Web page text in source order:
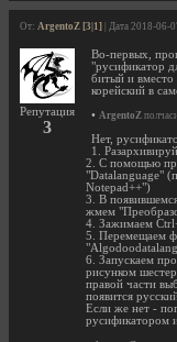
От: ArgentoZ [3|1] | Дата 2018-06-
Репутация
3
Во-первых,
"русификатор
битый и вместо
корейский в
• ArgentoZ
Нет,
1.
2. С помощью
"Datalanguage"
Notepad++")
3. В
жмем
4. Зажимаем
5. Перемещаем
6. Запускаем
рисунком
правой части
появится
Если же нет -
русификатором